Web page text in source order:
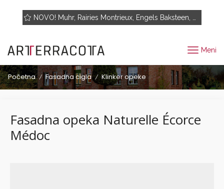
Meni
Početna / Fasadna cigla / Klinker opeke
Fasadna opeka Naturelle Écorce
Médoc